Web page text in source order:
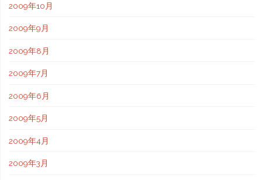
2009年10月
2009年9月
2009年8月
2009年7月
2009年6月
2009年5月
2009年4月
2009年3月